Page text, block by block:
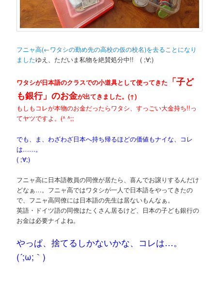
フニャ高(←ワタシの勤め先の高校の仮の校名)を去ることになり
ましたゆえ、ただいま私物を絶賛処分中!! ( ;∀;)
ワタシが日本語のクラスでの小道具として使ってきた 「子ど
も銀行」のお金が出てきました。(↑)
もしもコレが本物のお金だったらワタシ、すっごい大金持ち!!っ
てヤツですよ。(^ ^;;
でも、ま、わざわざ日本へ持ち帰るほどの価値もナイな、コレ
は……。
( ;∀;)
フニャ高に日本語教員の同僚が居たら、喜んでお譲りするんだけ
どなぁ…。フニャ高ではワタシが一人で日本語をやってきたの
で、フニャ高同僚には日本語の先生は居ないもんなぁ。
英語・ドイツ語の同僚はたくさん居るけど、日本の子ども銀行の
お金は必要ナイよね。
やっぱ、捨てるしかないかな、コレは…。
(´;ω;｀)